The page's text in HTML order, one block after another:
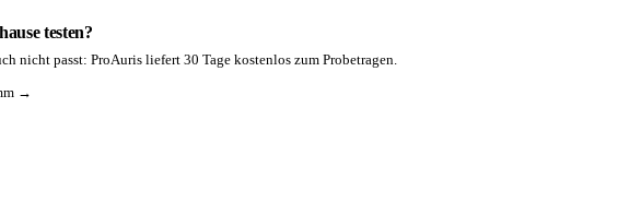
testen?
nicht passt: ProAuris liefert 30 Tage kostenlos zum Probetragen.
→